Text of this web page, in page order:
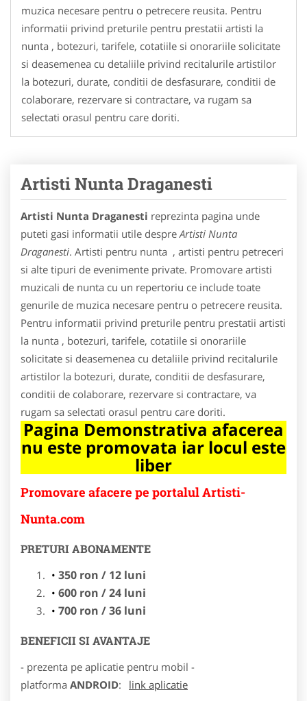
muzica necesare pentru o petrecere reusita. Pentru
informatii privind preturile pentru prestatii artisti la
nunta , botezuri, tarifele, cotatiile si onorariile solicitate
si deasemenea cu detaliile privind recitalurile artistilor
la botezuri, durate, conditii de desfasurare, conditii de
colaborare, rezervare si contractare, va rugam sa
selectati orasul pentru care doriti.
Artisti Nunta Draganesti
Artisti Nunta Draganesti reprezinta pagina unde
puteti gasi informatii utile despre Artisti Nunta
Draganesti. Artisti pentru nunta , artisti pentru petreceri
si alte tipuri de evenimente private. Promovare artisti
muzicali de nunta cu un repertoriu ce include toate
genurile de muzica necesare pentru o petrecere reusita.
Pentru informatii privind preturile pentru prestatii artisti
la nunta , botezuri, tarifele, cotatiile si onorariile
solicitate si deasemenea cu detaliile privind recitalurile
artistilor la botezuri, durate, conditii de desfasurare,
conditii de colaborare, rezervare si contractare, va
rugam sa selectati orasul pentru care doriti.
Pagina Demonstrativa afacerea
nu este promovata iar locul este
liber
Promovare afacere pe portalul Artisti-
Nunta.com
PRETURI ABONAMENTE
350 ron / 12 luni
600 ron / 24 luni
700 ron / 36 luni
BENEFICII SI AVANTAJE
- prezenta pe aplicatie pentru mobil -
platforma ANDROID:
link aplicatie